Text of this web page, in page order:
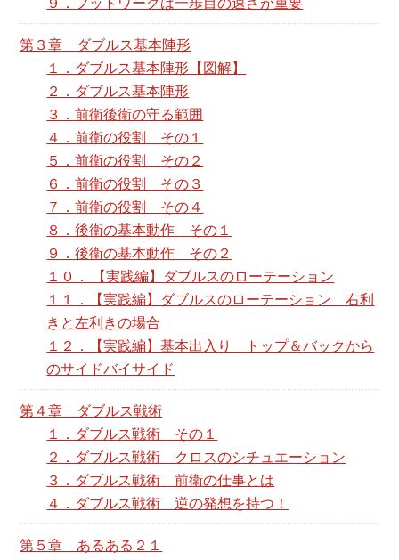
第３章 ダブルス基本陣形
１．ダブルス基本陣形【図解】
２．ダブルス基本陣形
３．前衛後衛の守る範囲
４．前衛の役割 その１
５．前衛の役割 その２
６．前衛の役割 その３
７．前衛の役割 その４
８．後衛の基本動作 その１
９．後衛の基本動作 その２
１０． 【実践編】ダブルスのローテーション
１１．【実践編】ダブルスのローテーション 右利
きと左利きの場合
１２．【実践編】基本出入り トップ＆バックから
のサイドバイサイド
第４章 ダブルス戦術
１．ダブルス戦術 その１
２．ダブルス戦術 クロスのシチュエーション
３．ダブルス戦術 前衛の仕事とは
４．ダブルス戦術 逆の発想を持つ！
第５章 あるある２１